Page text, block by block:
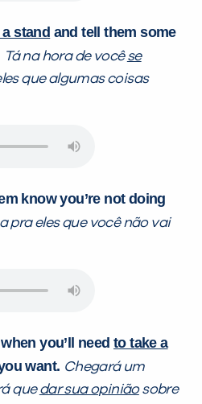
stand and tell them some
Tá na hora de vocêse
que algumas coisas
knowyou’re not doing
pra eles que você não vai
you’ll need to take a
want. Chegará um
quedar sua opiniãosobre
dados abaixo e
em contato